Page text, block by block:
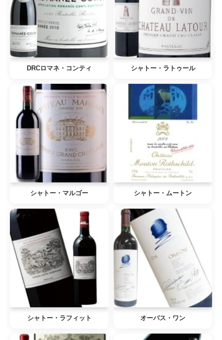
DRCロマネ・コンティ シャトー・ラトゥール
シャトー・マルゴー シャトー・ムートン
シャトー・ラフィット オーパス・ワン